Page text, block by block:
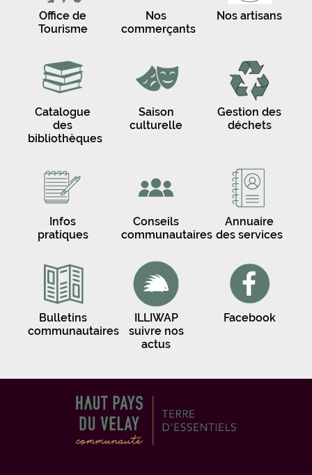
Office de
Tourisme
Nos
commerçants
Nos artisans
Catalogue
des
bibliothèques
Saison
culturelle
Gestion des
déchets
Infos
pratiques
Conseils
communautaires
Annuaire
des services
Bulletins
communautaires
ILLIWAP
suivre nos
actus
Facebook